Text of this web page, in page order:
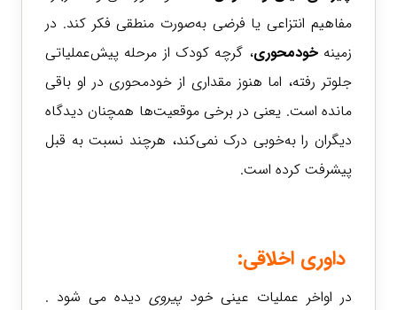
مفاهیم انتزاعی یا فرضی به‌صورت منطقی فکر کند. در
زمینهخودمحوری، گرچه کودک از مرحله پیش‌عملیاتی
جلوتر رفته، اما هنوز مقداری از خودمحوری در او باقی
مانده است. یعنی در برخی موقعیت‌ها همچنان دیدگاه
دیگران را به‌خوبی درک نمی‌کند، هرچند نسبت به قبل
پیشرفت کرده است.
داوری اخلاقی:
در اواخر عملیات عینی خود پیرویدیده می شود .